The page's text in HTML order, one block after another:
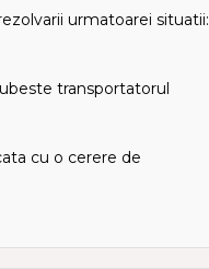
urmatoarei situatii:
transportatorul
cu o cerere de